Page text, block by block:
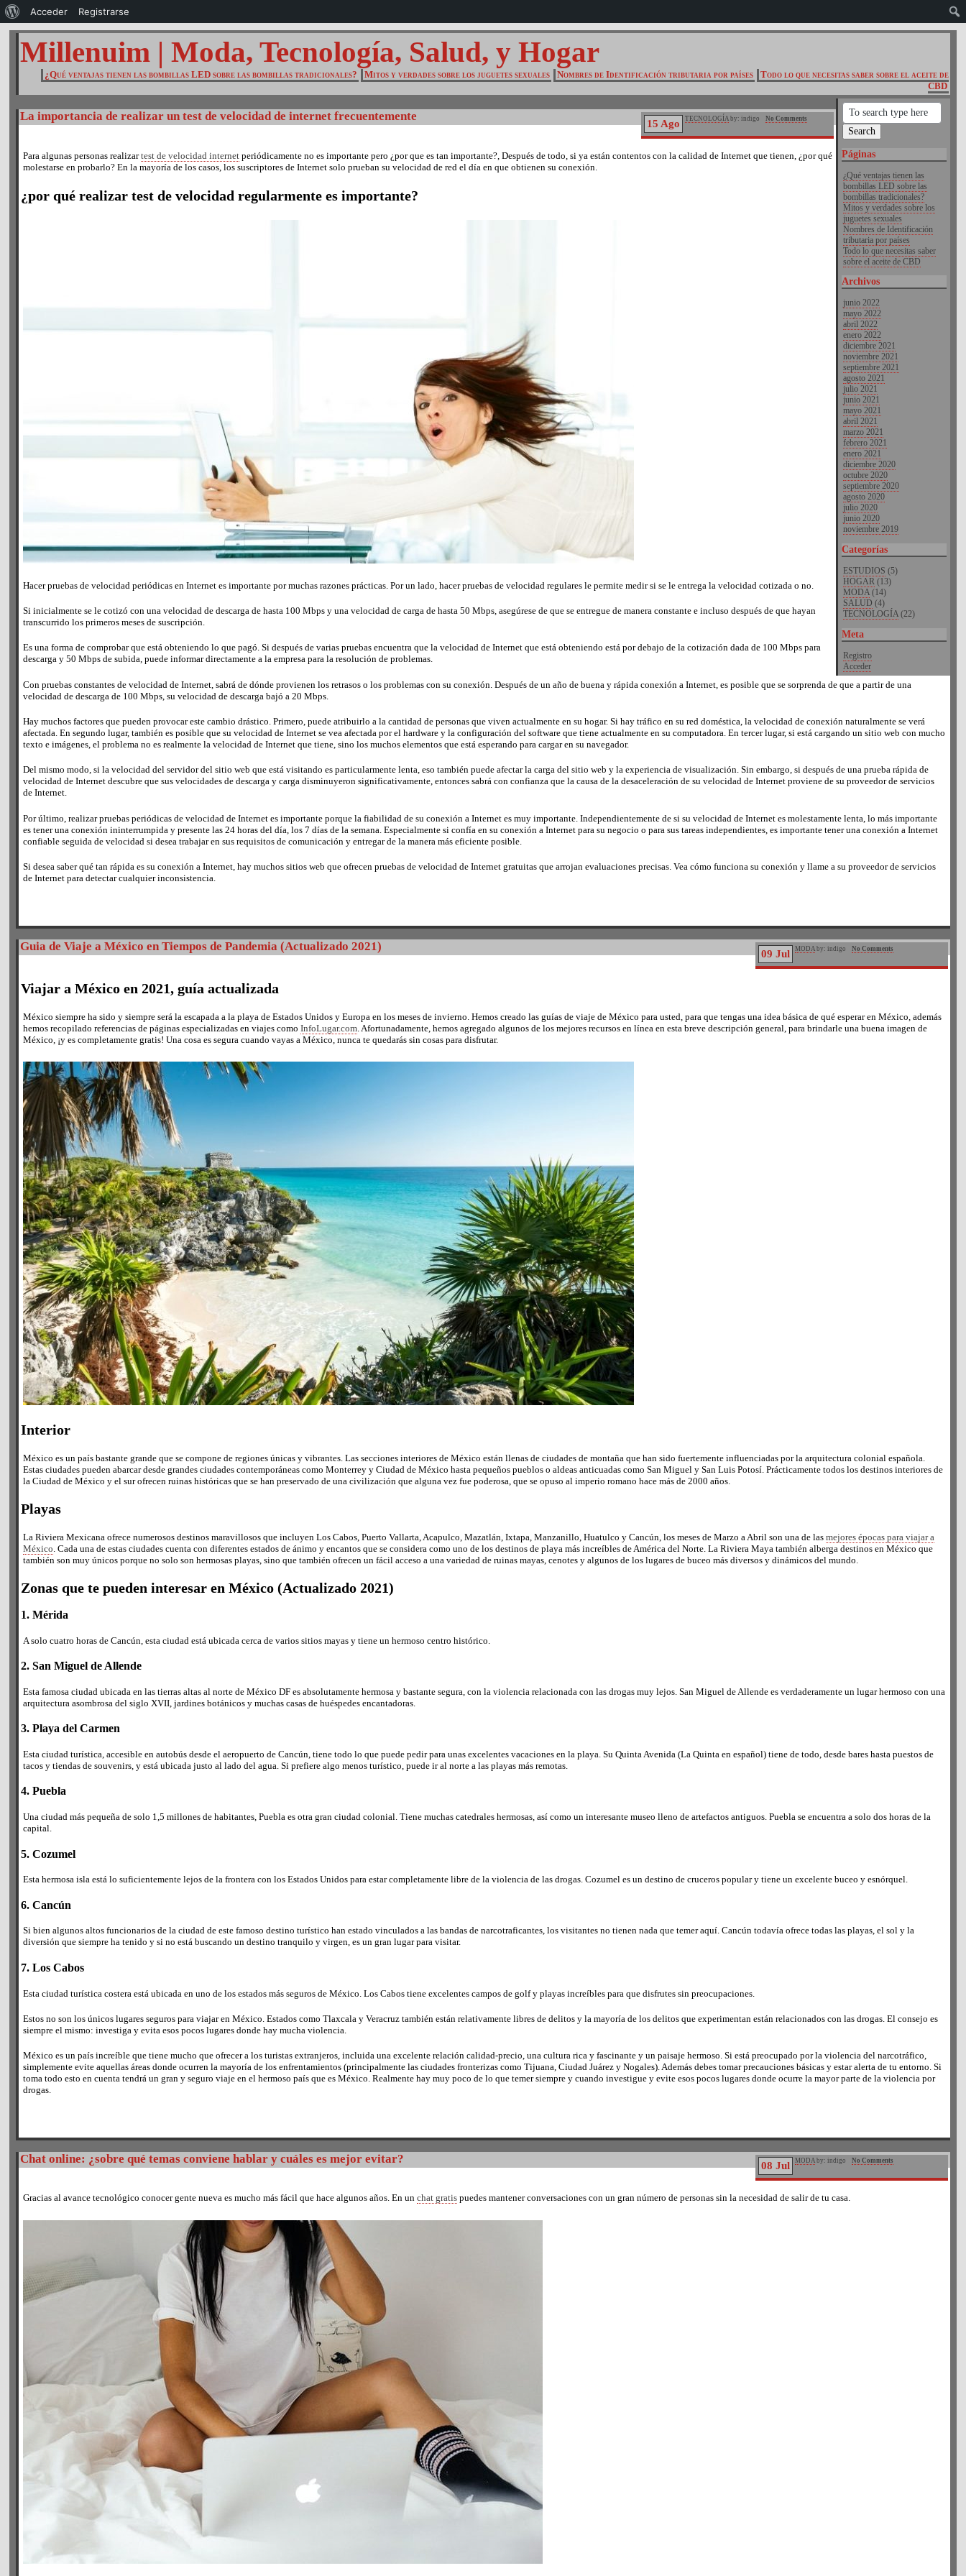
Millenuim | Moda, Tecnología, Salud, y Hogar
¿Qué ventajas tienen las bombillas LED sobre las bombillas tradicionales? Mitos y verdades sobre los juguetes sexuales Nombres de Identificación tributaria por países
Todo lo que necesitas saber sobre el aceite de
CBD
Páginas
¿Qué ventajas tienen las
bombillas LED sobre las
bombillas tradicionales?
Mitos y verdades sobre los
juguetes sexuales
Nombres de Identificación
tributaria por países
Todo lo que necesitas saber
sobre el aceite de CBD
Archivos
junio 2022
mayo 2022
abril 2022
enero 2022
diciembre 2021
noviembre 2021
septiembre 2021
agosto 2021
julio 2021
junio 2021
mayo 2021
abril 2021
marzo 2021
febrero 2021
enero 2021
diciembre 2020
octubre 2020
septiembre 2020
agosto 2020
julio 2020
junio 2020
noviembre 2019
Categorías
ESTUDIOS (5)
HOGAR(13)
MODA(14)
SALUD (4)
TECNOLOGÍA(22)
Meta
Registro
Acceder
15 Ago TECNOLOGÍAby: indigo No Comments
La importancia de realizar un test de velocidad de internet frecuentemente
Para algunas personas realizartest de velocidad internet periódicamente no es importante pero ¿por que es tan importante?, Después de todo, si ya están contentos con la calidad de Internet que tienen, ¿por qué
molestarse en probarlo? En la mayoría de los casos, los suscriptores de Internet solo prueban su velocidad de red el día en que obtienen su conexión.
¿por qué realizar test de velocidad regularmente es importante?
Hacer pruebas de velocidad periódicas en Internet es importante por muchas razones prácticas. Por un lado, hacer pruebas de velocidad regulares le permite medir si se le entrega la velocidad cotizada o no.
Si inicialmente se le cotizó con una velocidad de descarga de hasta 100 Mbps y una velocidad de carga de hasta 50 Mbps, asegúrese de que se entregue de manera constante e incluso después de que hayan
transcurrido los primeros meses de suscripción.
Es una forma de comprobar que está obteniendo lo que pagó. Si después de varias pruebas encuentra que la velocidad de Internet que está obteniendo está por debajo de la cotización dada de 100 Mbps para
descarga y 50 Mbps de subida, puede informar directamente a la empresa para la resolución de problemas.
Con pruebas constantes de velocidad de Internet, sabrá de dónde provienen los retrasos o los problemas con su conexión. Después de un año de buena y rápida conexión a Internet, es posible que se sorprenda de que a partir de una
velocidad de descarga de 100 Mbps, su velocidad de descarga bajó a 20 Mbps.
Hay muchos factores que pueden provocar este cambio drástico. Primero, puede atribuirlo a la cantidad de personas que viven actualmente en su hogar. Si hay tráfico en su red doméstica, la velocidad de conexión naturalmente se verá
afectada. En segundo lugar, también es posible que su velocidad de Internet se vea afectada por el hardware y la configuración del software que tiene actualmente en su computadora. En tercer lugar, si está cargando un sitio web con mucho
texto e imágenes, el problema no es realmente la velocidad de Internet que tiene, sino los muchos elementos que está esperando para cargar en su navegador.
Del mismo modo, si la velocidad del servidor del sitio web que está visitando es particularmente lenta, eso también puede afectar la carga del sitio web y la experiencia de visualización. Sin embargo, si después de una prueba rápida de
velocidad de Internet descubre que sus velocidades de descarga y carga disminuyeron significativamente, entonces sabrá con confianza que la causa de la desaceleración de su velocidad de Internet proviene de su proveedor de servicios
de Internet.
Por último, realizar pruebas periódicas de velocidad de Internet es importante porque la fiabilidad de su conexión a Internet es muy importante. Independientemente de si su velocidad de Internet es molestamente lenta, lo más importante
es tener una conexión ininterrumpida y presente las 24 horas del día, los 7 días de la semana. Especialmente si confía en su conexión a Internet para su negocio o para sus tareas independientes, es importante tener una conexión a Internet
confiable seguida de velocidad si desea trabajar en sus requisitos de comunicación y entregar de la manera más eficiente posible.
Si desea saber qué tan rápida es su conexión a Internet, hay muchos sitios web que ofrecen pruebas de velocidad de Internet gratuitas que arrojan evaluaciones precisas. Vea cómo funciona su conexión y llame a su proveedor de servicios
de Internet para detectar cualquier inconsistencia.
09 Jul MODAby: indigo No Comments
Guia de Viaje a México en Tiempos de Pandemia (Actualizado 2021)
Viajar a México en 2021, guía actualizada
México siempre ha sido y siempre será la escapada a la playa de Estados Unidos y Europa en los meses de invierno. Hemos creado las guías de viaje de México para usted, para que tengas una idea básica de qué esperar en México, además
hemos recopilado referencias de páginas especializadas en viajes comoInfoLugar.com. Afortunadamente, hemos agregado algunos de los mejores recursos en línea en esta breve descripción general, para brindarle una buena imagen de
México, ¡y es completamente gratis! Una cosa es segura cuando vayas a México, nunca te quedarás sin cosas para disfrutar.
Interior
México es un país bastante grande que se compone de regiones únicas y vibrantes. Las secciones interiores de México están llenas de ciudades de montaña que han sido fuertemente influenciadas por la arquitectura colonial española.
Estas ciudades pueden abarcar desde grandes ciudades contemporáneas como Monterrey y Ciudad de México hasta pequeños pueblos o aldeas anticuadas como San Miguel y San Luis Potosí. Prácticamente todos los destinos interiores de
la Ciudad de México y el sur ofrecen ruinas históricas que se han preservado de una civilización que alguna vez fue poderosa, que se opuso al imperio romano hace más de 2000 años.
Playas
La Riviera Mexicana ofrece numerosos destinos maravillosos que incluyen Los Cabos, Puerto Vallarta, Acapulco, Mazatlán, Ixtapa, Manzanillo, Huatulco y Cancún, los meses de Marzo a Abril son una de lasmejores épocas para viajar a
México . Cada una de estas ciudades cuenta con diferentes estados de ánimo y encantos que se considera como uno de los destinos de playa más increíbles de América del Norte. La Riviera Maya también alberga destinos en México que
también son muy únicos porque no solo son hermosas playas, sino que también ofrecen un fácil acceso a una variedad de ruinas mayas, cenotes y algunos de los lugares de buceo más diversos y dinámicos del mundo.
Zonas que te pueden interesar en México (Actualizado 2021)
1. Mérida
A solo cuatro horas de Cancún, esta ciudad está ubicada cerca de varios sitios mayas y tiene un hermoso centro histórico.
2. San Miguel de Allende
Esta famosa ciudad ubicada en las tierras altas al norte de México DF es absolutamente hermosa y bastante segura, con la violencia relacionada con las drogas muy lejos. San Miguel de Allende es verdaderamente un lugar hermoso con una
arquitectura asombrosa del siglo XVII, jardines botánicos y muchas casas de huéspedes encantadoras.
3. Playa del Carmen
Esta ciudad turística, accesible en autobús desde el aeropuerto de Cancún, tiene todo lo que puede pedir para unas excelentes vacaciones en la playa. Su Quinta Avenida (La Quinta en español) tiene de todo, desde bares hasta puestos de
tacos y tiendas de souvenirs, y está ubicada justo al lado del agua. Si prefiere algo menos turístico, puede ir al norte a las playas más remotas.
4. Puebla
Una ciudad más pequeña de solo 1,5 millones de habitantes, Puebla es otra gran ciudad colonial. Tiene muchas catedrales hermosas, así como un interesante museo lleno de artefactos antiguos. Puebla se encuentra a solo dos horas de la
capital.
5. Cozumel
Esta hermosa isla está lo suficientemente lejos de la frontera con los Estados Unidos para estar completamente libre de la violencia de las drogas. Cozumel es un destino de cruceros popular y tiene un excelente buceo y esnórquel.
6. Cancún
Si bien algunos altos funcionarios de la ciudad de este famoso destino turístico han estado vinculados a las bandas de narcotraficantes, los visitantes no tienen nada que temer aquí. Cancún todavía ofrece todas las playas, el sol y la
diversión que siempre ha tenido y si no está buscando un destino tranquilo y virgen, es un gran lugar para visitar.
7. Los Cabos
Esta ciudad turística costera está ubicada en uno de los estados más seguros de México. Los Cabos tiene excelentes campos de golf y playas increíbles para que disfrutes sin preocupaciones.
Estos no son los únicos lugares seguros para viajar en México. Estados como Tlaxcala y Veracruz también están relativamente libres de delitos y la mayoría de los delitos que experimentan están relacionados con las drogas. El consejo es
siempre el mismo: investiga y evita esos pocos lugares donde hay mucha violencia.
México es un país increíble que tiene mucho que ofrecer a los turistas extranjeros, incluida una excelente relación calidad-precio, una cultura rica y fascinante y un paisaje hermoso. Si está preocupado por la violencia del narcotráfico,
simplemente evite aquellas áreas donde ocurren la mayoría de los enfrentamientos (principalmente las ciudades fronterizas como Tijuana, Ciudad Juárez y Nogales). Además debes tomar precauciones básicas y estar alerta de tu entorno. Si
toma todo esto en cuenta tendrá un gran y seguro viaje en el hermoso país que es México. Realmente hay muy poco de lo que temer siempre y cuando investigue y evite esos pocos lugares donde ocurre la mayor parte de la violencia por
drogas.
08 Jul MODAby: indigo No Comments
Chat online: ¿sobre qué temas conviene hablar y cuáles es mejor evitar?
Gracias al avance tecnológico conocer gente nueva es mucho más fácil que hace algunos años. En unchat gratis puedes mantener conversaciones con un gran número de personas sin la necesidad de salir de tu casa.
Acerca
de
WordPress
Acceder Registrarse